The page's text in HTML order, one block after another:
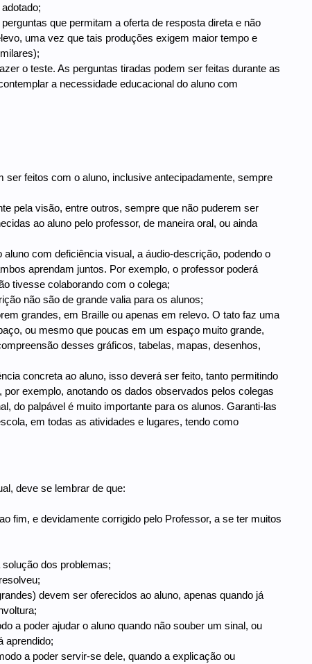
que permitam a oferta de resposta direta e não
uma vez que tais produções exigem maior tempo e
o teste. As perguntas tiradas podem ser feitas durante as
a necessidade educacional do aluno com
ser feitos com o aluno, inclusive antecipadamente, sempre
pela visão, entre outros, sempre que não puderem ser
ao aluno pelo professor, de maneira oral, ou ainda
com deficiência visual, a áudio-descrição, podendo o
aprendam juntos. Por exemplo, o professor poderá
tivesse colaborando com o colega;
não são de grande valia para os alunos;
grandes, em Braille ou apenas em relevo. O tato faz uma
ou mesmo que poucas em um espaço muito grande,
desses gráficos, tabelas, mapas, desenhos,
concreta ao aluno, isso deverá ser feito, tanto permitindo
exemplo, anotando os dados observados pelos colegas
do palpável é muito importante para os alunos. Garanti-las
em todas as atividades e lugares, tendo como
deve se lembrar de que:
fim, e devidamente corrigido pelo Professor, a se ter muitos
solução dos problemas;
devem ser oferecidos ao aluno, apenas quando já
a poder ajudar o aluno quando não souber um sinal, ou
aprendido;
a poder servir-se dele, quando a explicação ou